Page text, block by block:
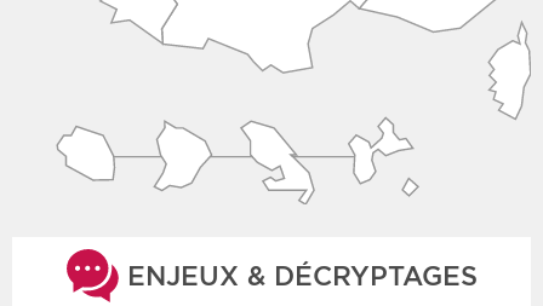
ENJEUX & DÉCRYPTAGES